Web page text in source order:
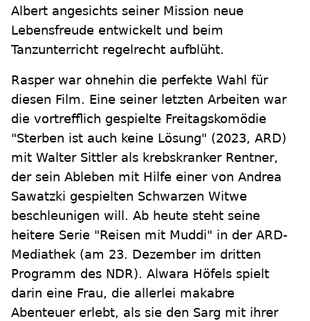
Albert angesichts seiner Mission neue
Lebensfreude entwickelt und beim
Tanzunterricht regelrecht aufblüht.
Rasper war ohnehin die perfekte Wahl für
diesen Film. Eine seiner letzten Arbeiten war
die vortrefflich gespielte Freitagskomödie
"Sterben ist auch keine Lösung" (2023, ARD)
mit Walter Sittler als krebskranker Rentner,
der sein Ableben mit Hilfe einer von Andrea
Sawatzki gespielten Schwarzen Witwe
beschleunigen will. Ab heute steht seine
heitere Serie "Reisen mit Muddi" in der ARD-
Mediathek (am 23. Dezember im dritten
Programm des NDR). Alwara Höfels spielt
darin eine Frau, die allerlei makabre
Abenteuer erlebt, als sie den Sarg mit ihrer